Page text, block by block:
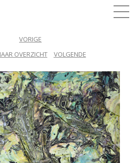
START
WERKEN
CORNELIA VROLIJK
CONTACT
LOGIN
ZOEKEN
VORIGE
OVERZICHT
VOLGENDE